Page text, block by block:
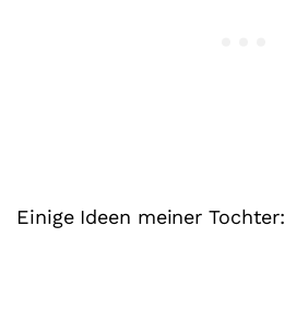
Einige Ideen meiner Tochter: